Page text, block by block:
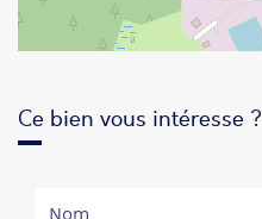
Ce bien vous intéresse ?